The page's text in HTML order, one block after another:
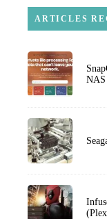
ARTICLES
NAS